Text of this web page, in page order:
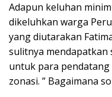
Adapun keluhan
dikeluhkan warga
yang diutarakan
sulitnya mendapatkan
untuk para
zonasi. ” Bagaimana